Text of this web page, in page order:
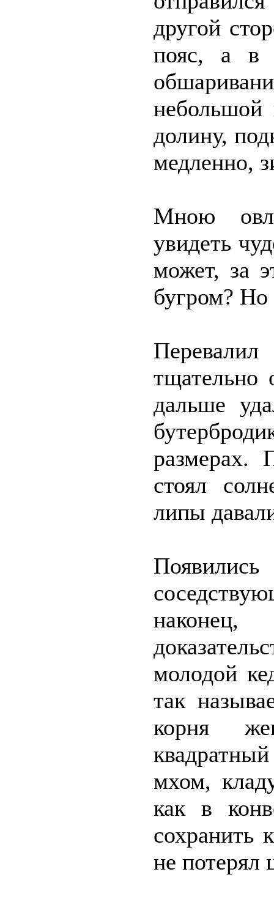
другой
пояс, а в
небольшой
долину,
медленно,
Мною
увидеть
может, за
бугром? Но
тщательно
дальше
размерах.
стоял
липы
молодой
так
корня
мхом,
как в
сохранить
не потерял